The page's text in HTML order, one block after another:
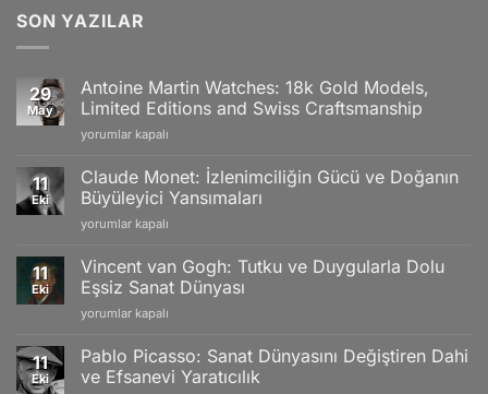
SON YAZILAR
29
May
Antoine Martin Watches: 18k Gold Models,
Limited Editions and Swiss Craftsmanship
Antoine
Watches:
18k
Gold
Models,
Editions
and
Swiss
Craftsmanship
yorumlar kapalı
11
Eki
Claude Monet: İzlenimciliğin Gücü ve Doğanın
Büyüleyici Yansımaları
Claude
İzlenimciliğin
Gücü
ve
Doğanın
Yansımaları
için
yorumlar kapalı
11
Eki
Vincent van Gogh: Tutku ve Duygularla Dolu
Eşsiz Sanat Dünyası
Vincent
Gogh:
Tutku
ve
yorumlar kapalı
11
Eki
Pablo Picasso: Sanat Dünyasını Değiştiren Dahi
ve Efsanevi Yaratıcılık